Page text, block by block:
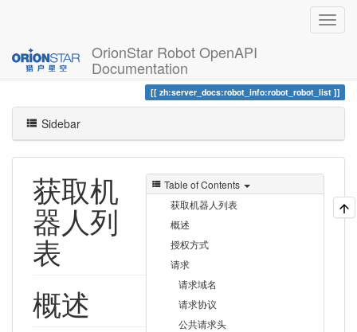
OrionStar Robot OpenAPI
Documentation
Trace 获取机器人列表
zh:server_docs:robot_info:robot_robot_list
Sidebar
Table of Contents
获取机器人列表
概述
授权方式
请求
请求域名
请求协议
公共请求头
获取机
器人列
表
概述